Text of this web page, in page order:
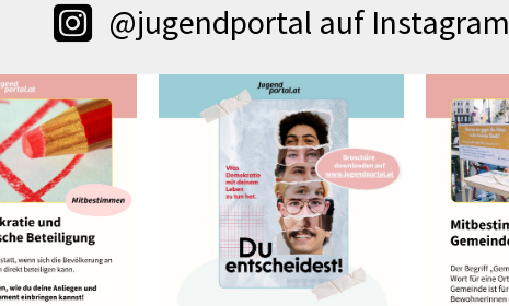
@jugendportal auf Instagram